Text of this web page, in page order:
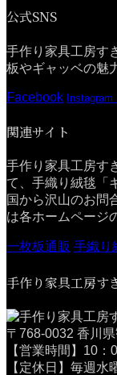
公式SNS
手作り家具工房す
板やギャッベの魅
Facebook Instagram
関連サイト
手作り家具工房す
て、手織り絨毯「
国から沢山のお問
は各ホームページ
一枚板通販 手織り
手作り家具工房す
〒768-0032 香川
【営業時間】10
【定休日】毎週水